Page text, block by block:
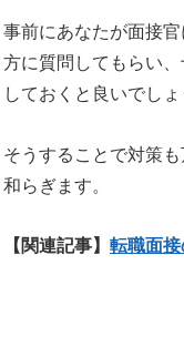
事前にあなたが面接
方に質問してもらい
しておくと良いでしょ
そうすることで対策
和らぎます。
【関連記事】 転職面